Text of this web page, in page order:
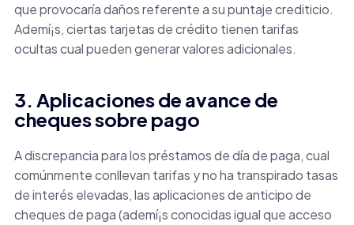
que provocaría daños referente a su puntaje crediticio.
Ademí¡s, ciertas tarjetas de crédito tienen tarifas
ocultas cual pueden generar valores adicionales.
3. Aplicaciones de avance de
cheques sobre pago
A discrepancia para los préstamos de día de paga, cual
comúnmente conllevan tarifas y no ha transpirado tasas
de interés elevadas, las aplicaciones de anticipo de
cheques de paga (ademí¡s conocidas igual que acceso